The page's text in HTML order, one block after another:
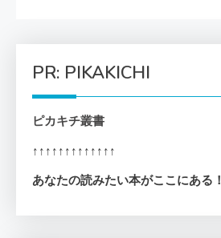
PR: PIKAKICHI
ピカキチ叢書
↑↑↑↑↑↑↑↑↑↑↑↑↑
あなたの読みたい本がここにある！